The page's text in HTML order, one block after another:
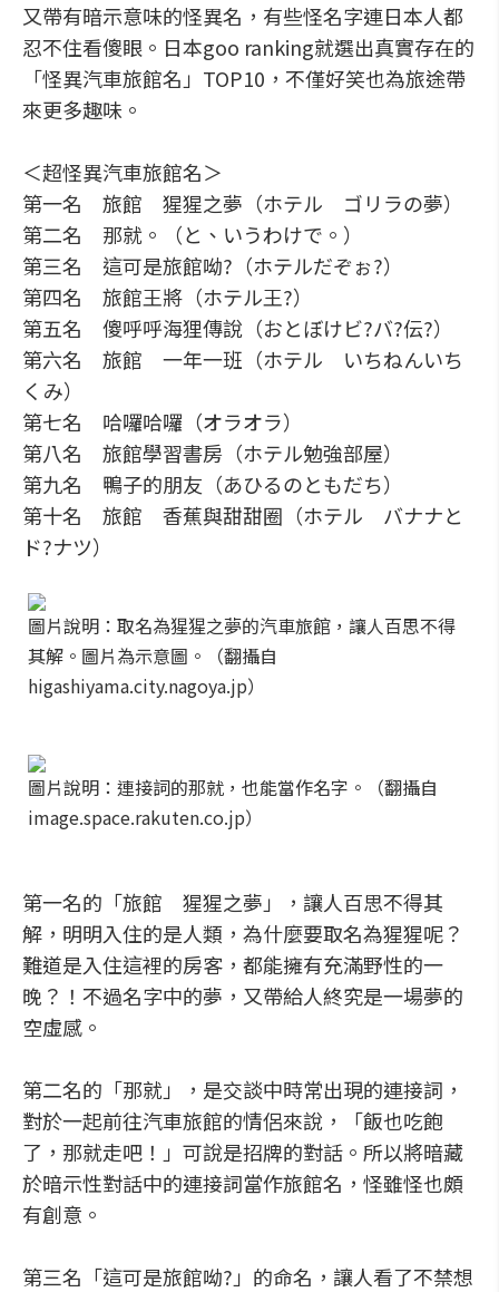
又帶有暗示意味的怪異名，有些怪名字連日本人都
忍不住看傻眼。日本goo ranking就選出真實存在的
「怪異汽車旅館名」TOP10，不僅好笑也為旅途帶
來更多趣味。
＜超怪異汽車旅館名＞
第一名 旅館 猩猩之夢（ホテル ゴリラの夢）
第二名 那就。（と、いうわけで。）
第三名 這可是旅館呦?（ホテルだぞぉ?）
第四名 旅館王將（ホテル王?）
第五名 傻呼呼海狸傳說（おとぼけビ?バ?伝?）
第六名 旅館 一年一班（ホテル いちねんいち
くみ）
第七名 哈囉哈囉（オラオラ）
第八名 旅館學習書房（ホテル勉強部屋）
第九名 鴨子的朋友（あひるのともだち）
第十名 旅館 香蕉與甜甜圈（ホテル バナナと
ド?ナツ）
圖片說明：取名為猩猩之夢的汽車旅館，讓人百思不得
其解。圖片為示意圖。（翻攝自
higashiyama.city.nagoya.jp）
圖片說明：連接詞的那就，也能當作名字。（翻攝自
image.space.rakuten.co.jp）
第一名的「旅館 猩猩之夢」，讓人百思不得其
解，明明入住的是人類，為什麼要取名為猩猩呢？
難道是入住這裡的房客，都能擁有充滿野性的一
晚？！不過名字中的夢，又帶給人終究是一場夢的
空虛感。
第二名的「那就」，是交談中時常出現的連接詞，
對於一起前往汽車旅館的情侶來說，「飯也吃飽
了，那就走吧！」可說是招牌的對話。所以將暗藏
於暗示性對話中的連接詞當作旅館名，怪雖怪也頗
有創意。
第三名「這可是旅館呦?」的命名，讓人看了不禁想